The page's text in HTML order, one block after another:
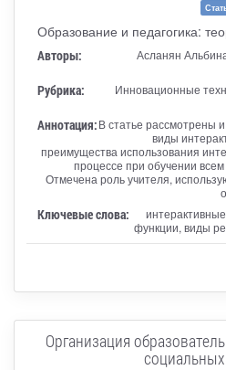
Образование и педагогика:
Авторы:
Асланян
Рубрика:
Инновационные
Аннотация:В статье рассмотрены
виды
преимущества использования
процессе при обучении
Отмечена роль учителя,
Ключевые слова:
функции, виды
Организация
социальных